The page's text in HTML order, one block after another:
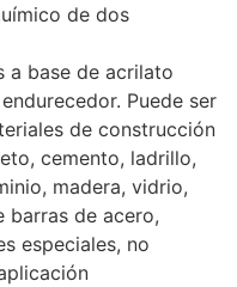
de dos
a base de acrilato
Puede ser
de construcción
cemento, ladrillo,
madera, vidrio,
barras de acero,
especiales, no